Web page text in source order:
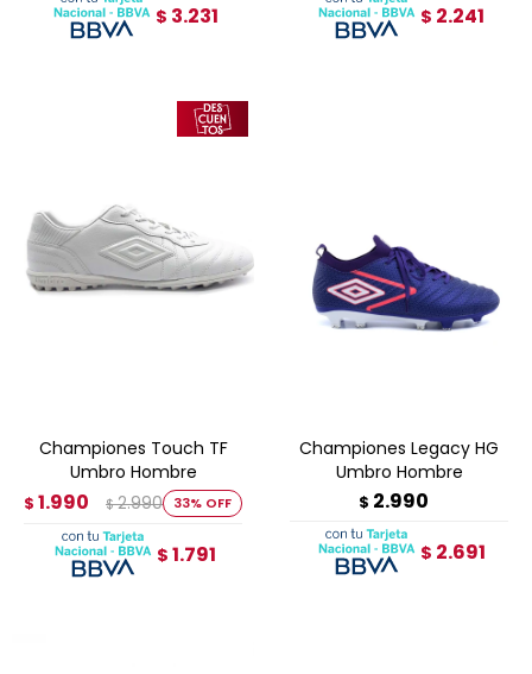
$ 3.231 $ 2.241
Championes Touch TF
Umbro Hombre
$ 1.990 $ 2.990 33
$ 1.791
Championes Legacy HG
Umbro Hombre
$ 2.990
$ 2.691